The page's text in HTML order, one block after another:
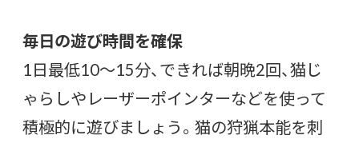
毎日の遊び時間を確保
1日最低10〜15分、できれば朝晩2回、猫じ
ゃらしやレーザーポインターなどを使って
積極的に遊びましょう。猫の狩猟本能を刺